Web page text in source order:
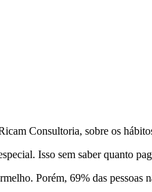
Consultoria, sobre os
Isso sem saber quanto
Porém, 69% das pessoas